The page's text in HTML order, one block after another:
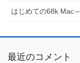
はじめての68k Mac
最近のコメント